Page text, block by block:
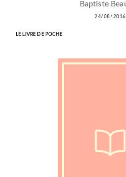
Baptiste
24/08/2016
LE LIVRE DE POCHE